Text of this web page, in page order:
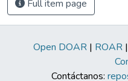
Full item page
Open DOAR | ROAR |
Contáctanos: